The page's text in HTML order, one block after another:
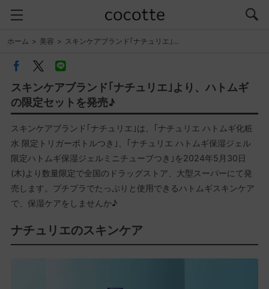
ホーム 美容 スキンケアブランド｢ナチュリエ｣…
スキンケアブランド｢ナチュリエ｣より、ハトムギ
の限定セットを発売♪
スキンケアブランド｢ナチュリエ｣は、｢ナチュリエ ハトムギ化粧
水 限定トリガーボトルつき｣、｢ナチュリエ ハトムギ保湿ジェル
限定ハトムギ保湿ジェルミニチューブつき｣を2024年5月30日
(木)より数量限定で全国のドラッグストア、大型スーパーにて発
売します。プチプラでたっぷりと使用できるハトムギスキンケア
で、保湿ケアをしませんか♪
ナチュリエのスキンケア